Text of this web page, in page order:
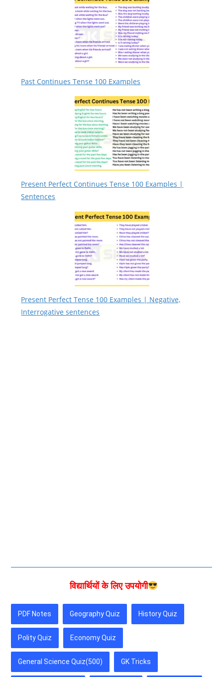
Past Continues Tense 100 Examples
Present Perfect Continues Tense 100 Examples |
Sentences
Present Perfect Tense 100 Examples | Negative,
Interrogative sentences
विद्यार्थियों के लिए उपयोगी
PDF Notes Geography Quiz History Quiz
Polity Quiz Economy Quiz
General Science Quiz(500) GK Tricks